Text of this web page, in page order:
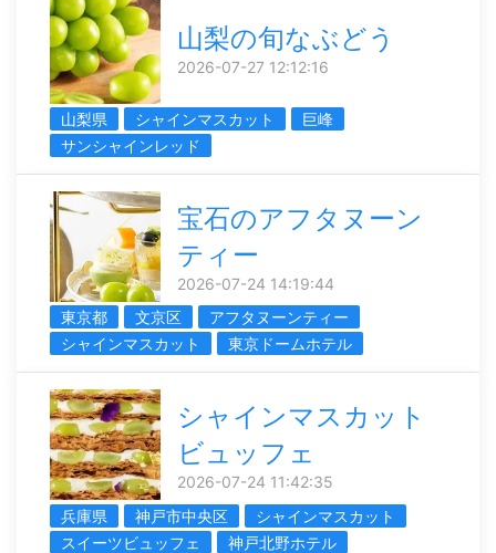
山梨の旬なぶどう
2026-07-27 12:12:16
山梨県 シャインマスカット
巨峰
サンシャインレッド
宝石のアフタヌーン
ティー
2026-07-24 14:19:44
東京都
文京区
アフタヌーンティー
シャインマスカット
東京ドームホテル
シャインマスカット
ビュッフェ
2026-07-24 11:42:35
兵庫県
神戸市中央区
シャインマスカット
スイーツビュッフェ
神戸北野ホテル